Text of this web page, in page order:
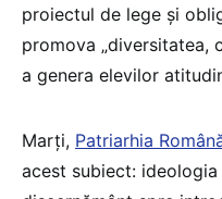
proiectul de lege și
promova „diversitatea,
a genera elevilor
Marți, Patriarhia
acest subiect: